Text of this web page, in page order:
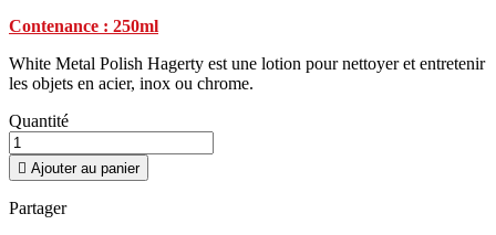
Contenance : 250ml
White Metal Polish Hagerty est une lotion pour nettoyer et entretenir
les objets en acier, inox ou chrome.
Quantité
 Ajouter au panier
Partager